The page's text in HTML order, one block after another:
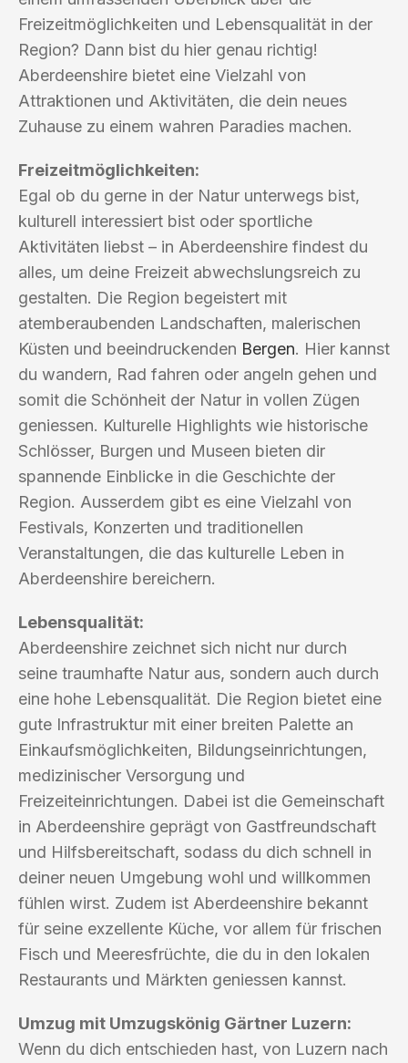
Freizeitmöglichkeiten und Lebensqualität in der
Region? Dann bist du hier genau richtig!
Aberdeenshire bietet eine Vielzahl von
Attraktionen und Aktivitäten, die dein neues
Zuhause zu einem wahren Paradies machen.
Freizeitmöglichkeiten:
Egal ob du gerne in der Natur unterwegs bist,
kulturell interessiert bist oder sportliche
Aktivitäten liebst – in Aberdeenshire findest du
alles, um deine Freizeit abwechslungsreich zu
gestalten. Die Region begeistert mit
atemberaubenden Landschaften, malerischen
Küsten und beeindruckenden Bergen. Hier kannst
du wandern, Rad fahren oder angeln gehen und
somit die Schönheit der Natur in vollen Zügen
geniessen. Kulturelle Highlights wie historische
Schlösser, Burgen und Museen bieten dir
spannende Einblicke in die Geschichte der
Region. Ausserdem gibt es eine Vielzahl von
Festivals, Konzerten und traditionellen
Veranstaltungen, die das kulturelle Leben in
Aberdeenshire bereichern.
Lebensqualität:
Aberdeenshire zeichnet sich nicht nur durch
seine traumhafte Natur aus, sondern auch durch
eine hohe Lebensqualität. Die Region bietet eine
gute Infrastruktur mit einer breiten Palette an
Einkaufsmöglichkeiten, Bildungseinrichtungen,
medizinischer Versorgung und
Freizeiteinrichtungen. Dabei ist die Gemeinschaft
in Aberdeenshire geprägt von Gastfreundschaft
und Hilfsbereitschaft, sodass du dich schnell in
deiner neuen Umgebung wohl und willkommen
fühlen wirst. Zudem ist Aberdeenshire bekannt
für seine exzellente Küche, vor allem für frischen
Fisch und Meeresfrüchte, die du in den lokalen
Restaurants und Märkten geniessen kannst.
Umzug mit Umzugskönig Gärtner Luzern:
Wenn du dich entschieden hast, von Luzern nach